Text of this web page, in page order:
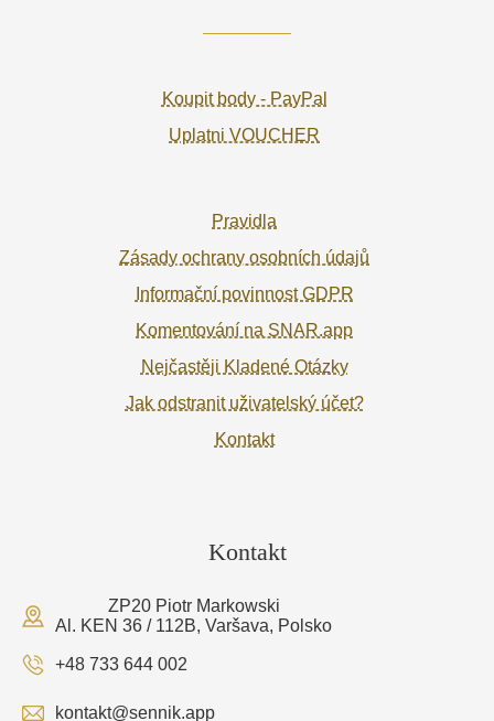
Koupit body - PayPal
Uplatni VOUCHER
Pravidla
Zásady ochrany osobních údajů
Informační povinnost GDPR
Komentování na SNAR.app
Nejčastěji Kladené Otázky
Jak odstranit uživatelský účet?
Kontakt
Kontakt
ZP20 Piotr Markowski
Al. KEN 36 / 112B, Varšava, Polsko
+48 733 644 002
kontakt@sennik.app